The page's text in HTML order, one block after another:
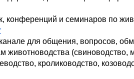
конференций и семинаров по
для общения, вопросов,
животноводства (свиноводство,